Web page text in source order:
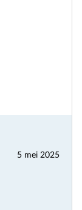
5 mei 2025